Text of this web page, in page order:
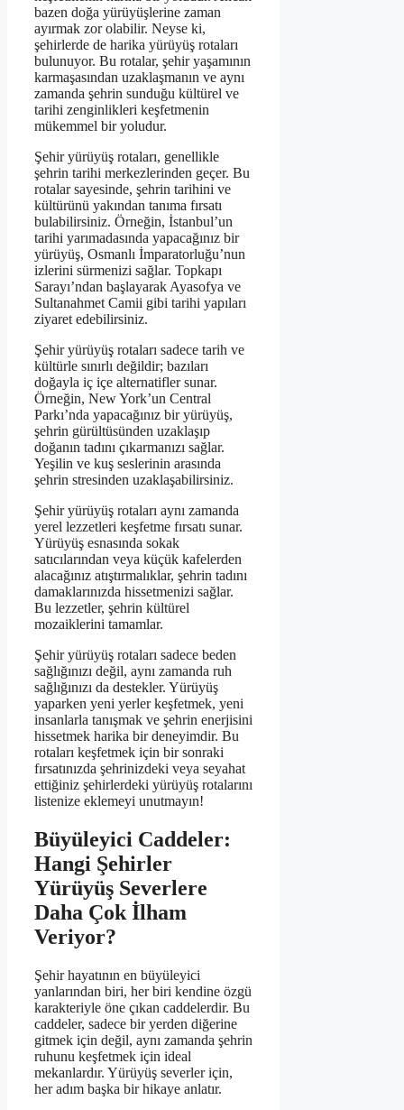
bazen doğa yürüyüşlerine zaman
ayırmak zor olabilir. Neyse ki,
şehirlerde de harika yürüyüş rotaları
bulunuyor. Bu rotalar, şehir yaşamının
karmaşasından uzaklaşmanın ve aynı
zamanda şehrin sunduğu kültürel ve
tarihi zenginlikleri keşfetmenin
mükemmel bir yoludur.
Şehir yürüyüş rotaları, genellikle
şehrin tarihi merkezlerinden geçer. Bu
rotalar sayesinde, şehrin tarihini ve
kültürünü yakından tanıma fırsatı
bulabilirsiniz. Örneğin, İstanbul’un
tarihi yarımadasında yapacağınız bir
yürüyüş, Osmanlı İmparatorluğu’nun
izlerini sürmenizi sağlar. Topkapı
Sarayı’ndan başlayarak Ayasofya ve
Sultanahmet Camii gibi tarihi yapıları
ziyaret edebilirsiniz.
Şehir yürüyüş rotaları sadece tarih ve
kültürle sınırlı değildir; bazıları
doğayla iç içe alternatifler sunar.
Örneğin, New York’un Central
Parkı’nda yapacağınız bir yürüyüş,
şehrin gürültüsünden uzaklaşıp
doğanın tadını çıkarmanızı sağlar.
Yeşilin ve kuş seslerinin arasında
şehrin stresinden uzaklaşabilirsiniz.
Şehir yürüyüş rotaları aynı zamanda
yerel lezzetleri keşfetme fırsatı sunar.
Yürüyüş esnasında sokak
satıcılarından veya küçük kafelerden
alacağınız atıştırmalıklar, şehrin tadını
damaklarınızda hissetmenizi sağlar.
Bu lezzetler, şehrin kültürel
mozaiklerini tamamlar.
Şehir yürüyüş rotaları sadece beden
sağlığınızı değil, aynı zamanda ruh
sağlığınızı da destekler. Yürüyüş
yaparken yeni yerler keşfetmek, yeni
insanlarla tanışmak ve şehrin enerjisini
hissetmek harika bir deneyimdir. Bu
rotaları keşfetmek için bir sonraki
fırsatınızda şehrinizdeki veya seyahat
ettiğiniz şehirlerdeki yürüyüş rotalarını
listenize eklemeyi unutmayın!
Büyüleyici Caddeler:
Hangi Şehirler
Yürüyüş Severlere
Daha Çok İlham
Veriyor?
Şehir hayatının en büyüleyici
yanlarından biri, her biri kendine özgü
karakteriyle öne çıkan caddelerdir. Bu
caddeler, sadece bir yerden diğerine
gitmek için değil, aynı zamanda şehrin
ruhunu keşfetmek için ideal
mekanlardır. Yürüyüş severler için,
her adım başka bir hikaye anlatır.